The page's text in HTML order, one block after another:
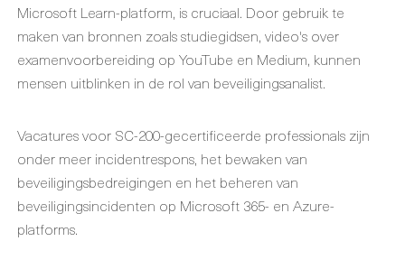
Microsoft Learn-platform, is cruciaal. Door gebruik te
maken van bronnen zoals studiegidsen, video's over
examenvoorbereiding op YouTube en Medium, kunnen
mensen uitblinken in de rol van beveiligingsanalist.
Vacatures voor SC-200-gecertificeerde professionals zijn
onder meer incidentrespons, het bewaken van
beveiligingsbedreigingen en het beheren van
beveiligingsincidenten op Microsoft 365- en Azure-
platforms.